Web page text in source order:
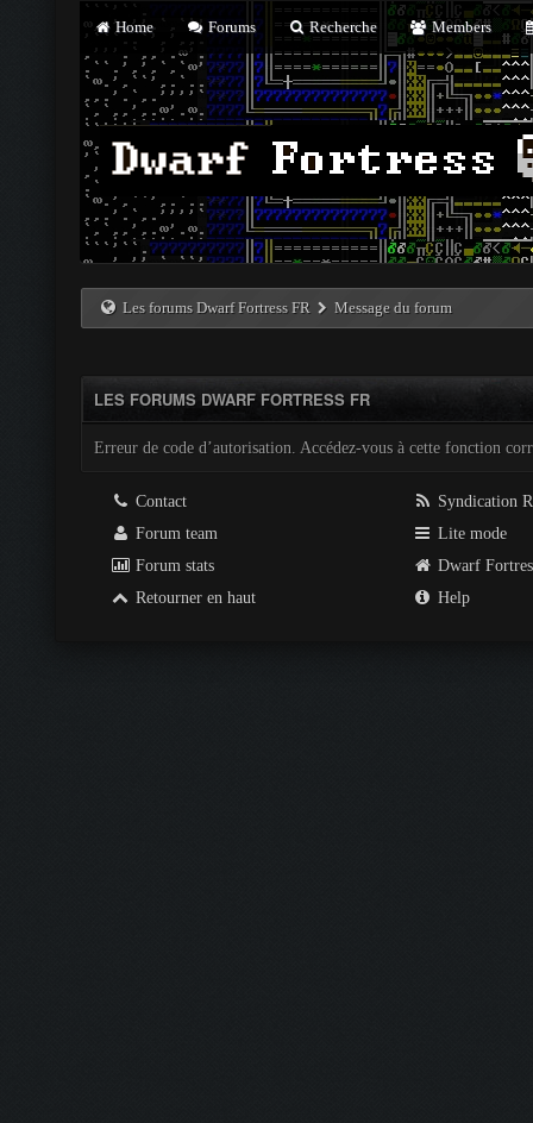
Home Forums Recherche Members
Les forums Dwarf Fortress FR Message du forum
LES FORUMS DWARF FORTRESS FR
Erreur de code d’autorisation. Accédez-vous à cette fonction
Contact
Forum team
Forum stats
Retourner en haut
Syndication
Lite mode
Dwarf
Help